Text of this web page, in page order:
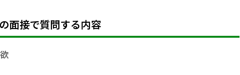
面接で質問する内容